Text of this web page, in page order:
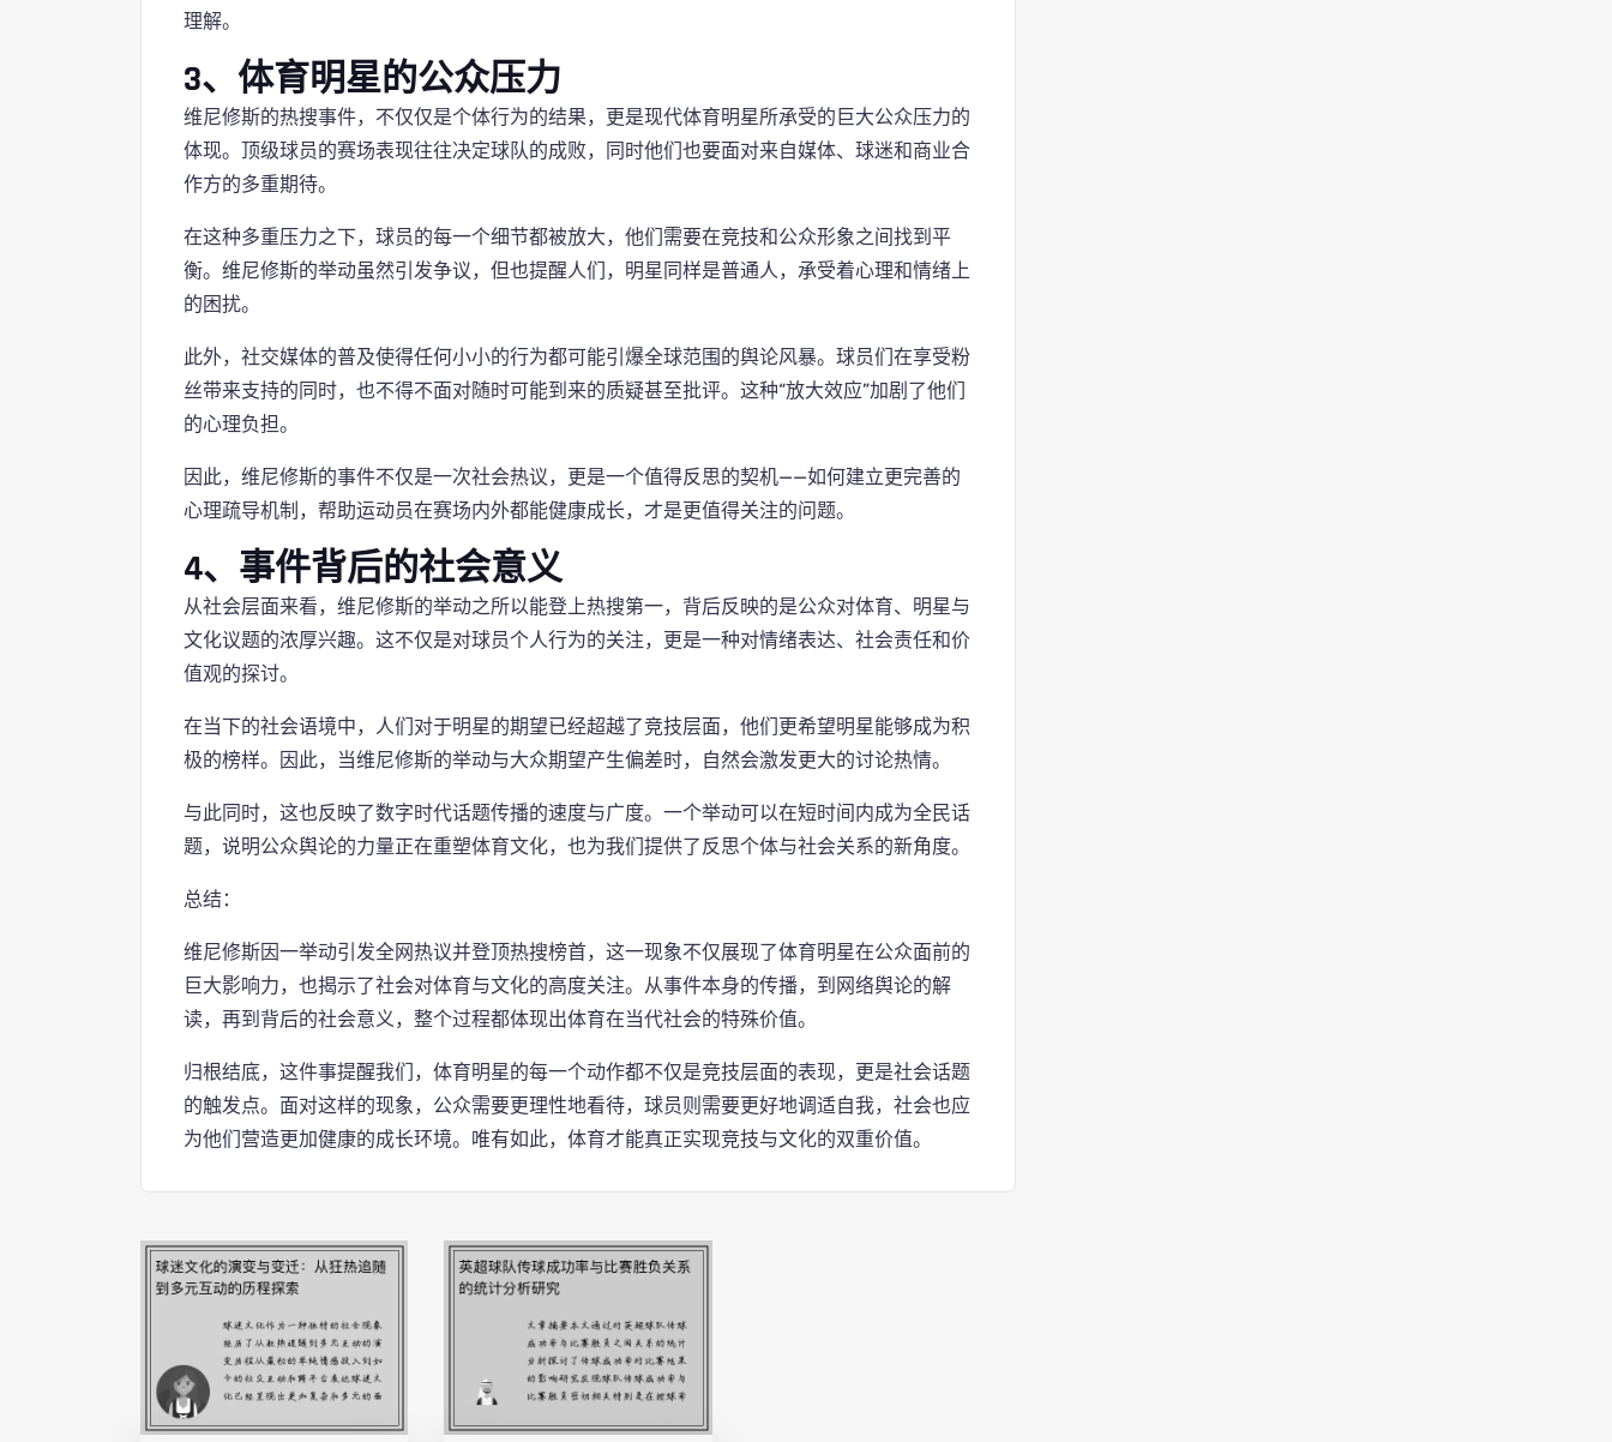
理解。
3、体育明星的公众压力
维尼修斯的热搜事件，不仅仅是个体行为的结果，更是现代体育明星所承受的巨大公众压力的
体现。顶级球员的赛场表现往往决定球队的成败，同时他们也要面对来自媒体、球迷和商业合
作方的多重期待。
在这种多重压力之下，球员的每一个细节都被放大，他们需要在竞技和公众形象之间找到平
衡。维尼修斯的举动虽然引发争议，但也提醒人们，明星同样是普通人，承受着心理和情绪上
的困扰。
此外，社交媒体的普及使得任何小小的行为都可能引爆全球范围的舆论风暴。球员们在享受粉
丝带来支持的同时，也不得不面对随时可能到来的质疑甚至批评。这种“放大效应”加剧了他们
的心理负担。
因此，维尼修斯的事件不仅是一次社会热议，更是一个值得反思的契机——如何建立更完善的
心理疏导机制，帮助运动员在赛场内外都能健康成长，才是更值得关注的问题。
4、事件背后的社会意义
从社会层面来看，维尼修斯的举动之所以能登上热搜第一，背后反映的是公众对体育、明星与
文化议题的浓厚兴趣。这不仅是对球员个人行为的关注，更是一种对情绪表达、社会责任和价
值观的探讨。
在当下的社会语境中，人们对于明星的期望已经超越了竞技层面，他们更希望明星能够成为积
极的榜样。因此，当维尼修斯的举动与大众期望产生偏差时，自然会激发更大的讨论热情。
与此同时，这也反映了数字时代话题传播的速度与广度。一个举动可以在短时间内成为全民话
题，说明公众舆论的力量正在重塑体育文化，也为我们提供了反思个体与社会关系的新角度。
总结：
维尼修斯因一举动引发全网热议并登顶热搜榜首，这一现象不仅展现了体育明星在公众面前的
巨大影响力，也揭示了社会对体育与文化的高度关注。从事件本身的传播，到网络舆论的解
读，再到背后的社会意义，整个过程都体现出体育在当代社会的特殊价值。
归根结底，这件事提醒我们，体育明星的每一个动作都不仅是竞技层面的表现，更是社会话题
的触发点。面对这样的现象，公众需要更理性地看待，球员则需要更好地调适自我，社会也应
为他们营造更加健康的成长环境。唯有如此，体育才能真正实现竞技与文化的双重价值。